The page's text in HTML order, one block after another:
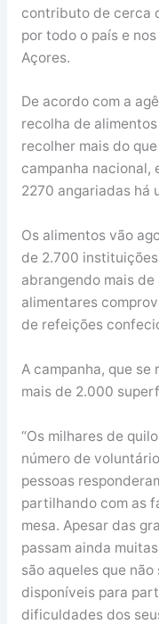
contributo de cerca
por todo o país e
Açores.
De acordo com a
recolha de
recolher mais do
campanha nacional,
2270 angariadas há
Os alimentos vão
de 2.700
abrangendo mais
alimentares
de refeições
A campanha, que se
mais de 2.000
“Os milhares de
número de
pessoas
partilhando com as
mesa. Apesar das
passam ainda
são aqueles que
disponíveis para
dificuldades dos